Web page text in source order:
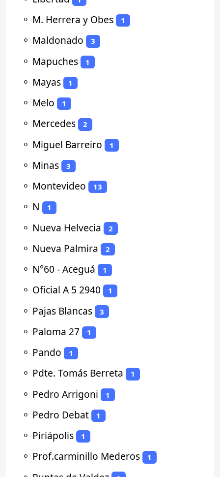
⚬ M. Herrera y Obes 1
⚬ Maldonado 3
⚬ Mapuches 1
⚬ Mayas 1
⚬ Melo 1
⚬ Mercedes 2
⚬ Miguel Barreiro 1
⚬ Minas 3
⚬ Montevideo 13
⚬ N 1
⚬ Nueva Helvecia 2
⚬ Nueva Palmira 2
⚬ N°60 - Aceguá 1
⚬ Oficial A 5 2940 1
⚬ Pajas Blancas 3
⚬ Paloma 27 1
⚬ Pando 1
⚬ Pdte. Tomás Berreta 1
⚬ Pedro Arrigoni 1
⚬ Pedro Debat 1
⚬ Piriápolis 1
⚬ Prof.carminillo Mederos 1